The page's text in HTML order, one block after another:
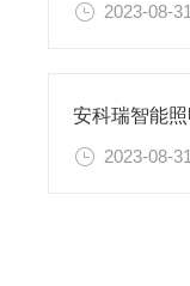
2023-08-31
2023-08-31